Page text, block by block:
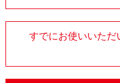
すでにお使いいただ